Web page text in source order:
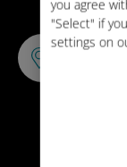
you agree
"Select" if
settings on